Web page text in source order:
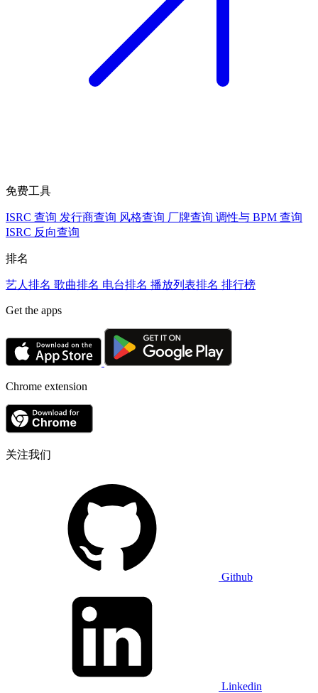
免费工具
ISRC 查询 发行商查询 风格查询 厂牌查询 调性与 BPM 查询
ISRC 反向查询
排名
艺人排名 歌曲排名 电台排名 播放列表排名 排行榜
Get the apps
Chrome extension
关注我们
Github
Linkedin